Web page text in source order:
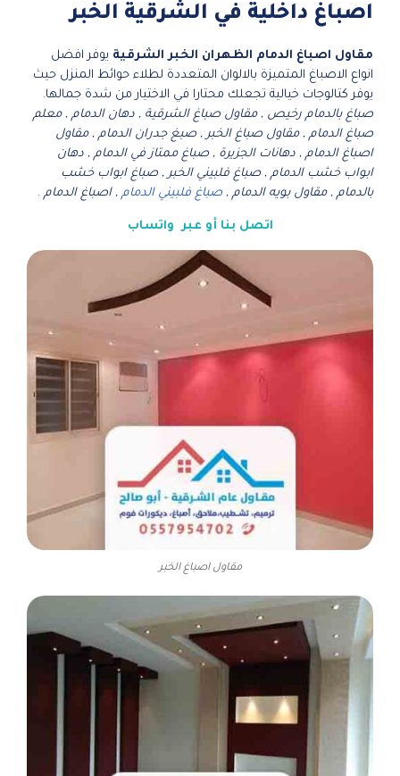
اصباغ داخلية في الشرقية الخبر
مقاول اصباغ الدمام الظهران الخبر الشرقية يوفر افضل
انواع الاصباغ المتميزة بالالوان المتعددة لطلاء حوائط المنزل حيث
يوفر كتالوجات خيالية تجعلك محتارا في الاختيار من شدة جمالها.
صباغ بالدمام رخيص , مقاول صباغ الشرقية , دهان الدمام , معلم
صباغ الدمام , مقاول صباغ الخبر , صبغ جدران الدمام , مقاول
اصباغ الدمام , دهانات الجزيرة , صباغ ممتاز في الدمام , دهان
ابواب خشب الدمام , صباغ فلبيني الخبر , صباغ ابواب خشب
بالدمام , مقاول بويه الدمام , صباغ فلبيني الدمام , اصباغ الدمام .
اتصل بنا أو عبر واتساب
مقاول اصباغ الخبر